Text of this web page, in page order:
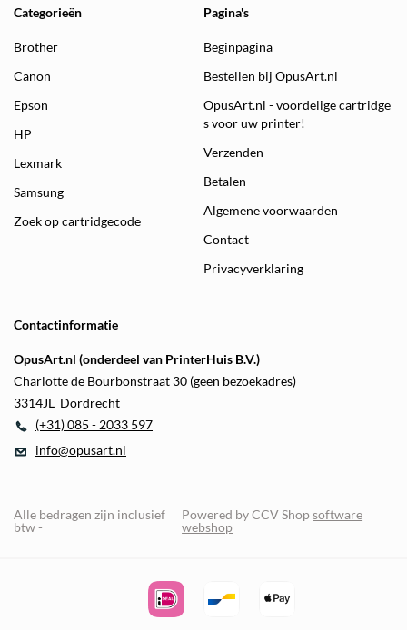
Categorieën
Brother
Canon
Epson
HP
Lexmark
Samsung
Zoek op cartridgecode
Pagina's
Beginpagina
Bestellen bij OpusArt.nl
OpusArt.nl - voordelige cartridge
s voor uw printer!
Verzenden
Betalen
Algemene voorwaarden
Contact
Privacyverklaring
Contactinformatie
OpusArt.nl (onderdeel van PrinterHuis B.V.)
Charlotte de Bourbonstraat 30 (geen bezoekadres)
3314JL Dordrecht
(+31) 085 - 2033 597
info@opusart.nl
Alle bedragen zijn inclusief
btw -
Powered by CCV Shopsoftware
webshop